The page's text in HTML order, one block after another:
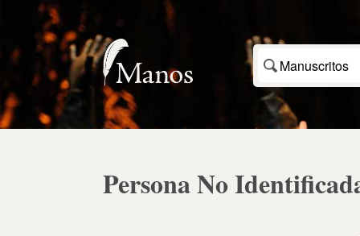
Manuscritos
Persona No